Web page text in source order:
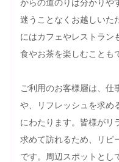
からの道のりは分かりや
迷うことなくお越しいた
にはカフェやレストラン
食やお茶を楽しむことも
ご利用のお客様層は、仕
や、リフレッシュを求め
にわたります。皆様がリ
求めて訪れるため、リピ
です。周辺スポットとし